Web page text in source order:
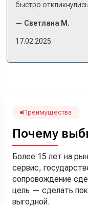
быстро
примериться. Нам
же день купили
менеджеру Сергею,
— Светлана М.
17.02.2025
Преимущества
Почему
Более 15 лет на
сервис,
сопровождение
цель — сделать
выгодной.